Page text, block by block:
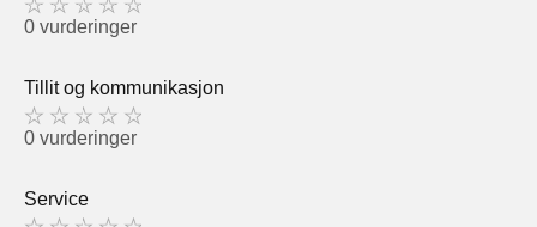
0 vurderinger
Tillit og kommunikasjon
0 vurderinger
Service